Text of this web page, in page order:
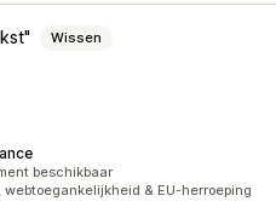
Wissen
beschikbaar
webtoegankelijkheid & EU-herroeping